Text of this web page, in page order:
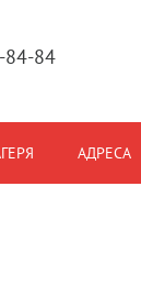
84-84
АДРЕСА